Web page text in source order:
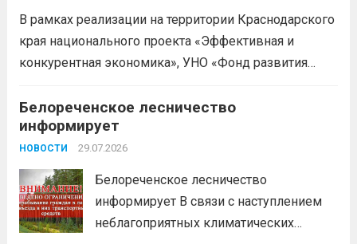
планирование и правовое обеспечение;
Микрозаймы для предпринимателей по
низким ставкам; Единый налоговый
+79892903917 Часы работы: 08:00-17:00
Ждем Вас...
В рамках реализации на территории Краснодарского
края национального проекта «Эффективная и
конкурентная экономика», УНО «Фонд развития
доступных мерах поддержки субъектов малого и
среднего предпринимательства и граждан,
желающих вести бизнес.
Белореченское лесничество
информирует
НОВОСТИ 29.07.2026
Белореченское лесничество
информирует В связи с наступлением
неблагоприятных климатических